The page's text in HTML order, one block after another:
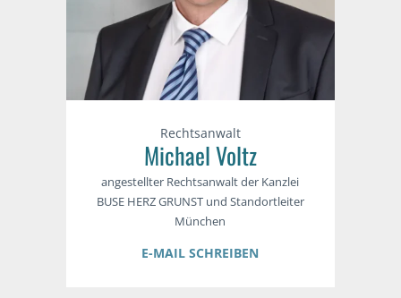
Rechtsanwalt
Michael Voltz
angestellter Rechtsanwalt der Kanzlei
BUSE HERZ GRUNST und Standortleiter
München
E-MAIL SCHREIBEN